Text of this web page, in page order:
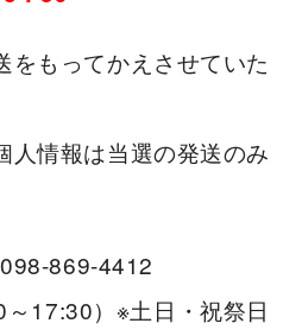
をもってかえさせていた
人情報は当選の発送のみ
869-4412
17:30）※土日・祝祭日